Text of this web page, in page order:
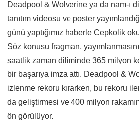
Deadpool & Wolverine ya da nam-ı
tanıtım videosu ve poster
günü yaptığımız haberle Cepkolik
Söz konusu fragman,
saatlik zaman diliminde 365 milyon
bir başarıya imza attı. Deadpool &
izlenme rekoru kırarken, bu rekoru
da geliştirmesi ve 400 milyon
ön görülüyor.